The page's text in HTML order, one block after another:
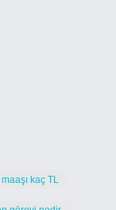
kaç TL